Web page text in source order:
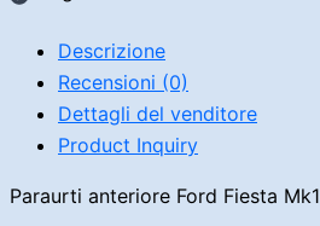
Descrizione
Recensioni (0)
Dettagli del venditore
Product Inquiry
Paraurti anteriore Ford Fiesta Mk1